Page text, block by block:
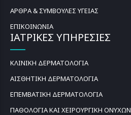
ΑΡΘΡΑ & ΣΥΜΒΟΥΛΕΣ ΥΓΕΙΑΣ
ΕΠΙΚΟΙΝΩΝΙΑ
ΙΑΤΡΙΚΕΣ ΥΠΗΡΕΣΙΕΣ
ΚΛΙΝΙΚΗ ΔΕΡΜΑΤΟΛΟΓΙΑ
ΑΙΣΘΗΤΙΚΗ ΔΕΡΜΑΤΟΛΟΓΙΑ
ΕΠΕΜΒΑΤΙΚΗ ΔΕΡΜΑΤΟΛΟΓΙΑ
ΠΑΘΟΛΟΓΙΑ ΚΑΙ ΧΕΙΡΟΥΡΓΙΚΗ ΟΝΥΧΩΝ